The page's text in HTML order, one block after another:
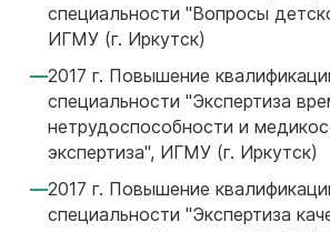
специальности "Вопросы
ИГМУ (г. Иркутск)
2017 г. Повышение
специальности "Экспертиза
нетрудоспособности и
экспертиза", ИГМУ (г. Иркутск)
2017 г. Повышение
специальности "Экспертиза